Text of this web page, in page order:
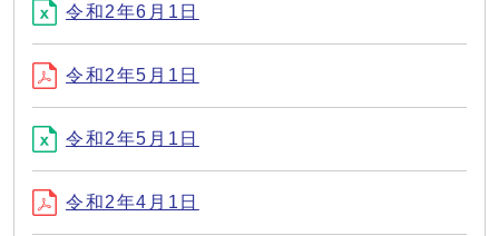
令和2年6月1日
令和2年5月1日
令和2年5月1日
令和2年4月1日